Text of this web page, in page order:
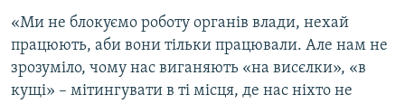
«Ми не блокуємо роботу органів влади, нехай
працюють, аби вони тільки працювали. Але нам не
зрозуміло, чому нас виганяють «на висєлки», «в
кущі» – мітингувати в ті місця, де нас ніхто не